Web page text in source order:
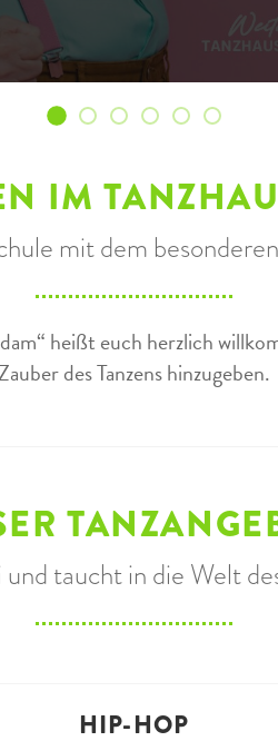
Ich glaub', es geht
Unserab Montag, 20.
Mal wieder
Ja, genau
Cha
IM
mit dem
heißt euch herzlich
des Tanzens hinzugeben.
taucht in die Welt
HIP-HOP